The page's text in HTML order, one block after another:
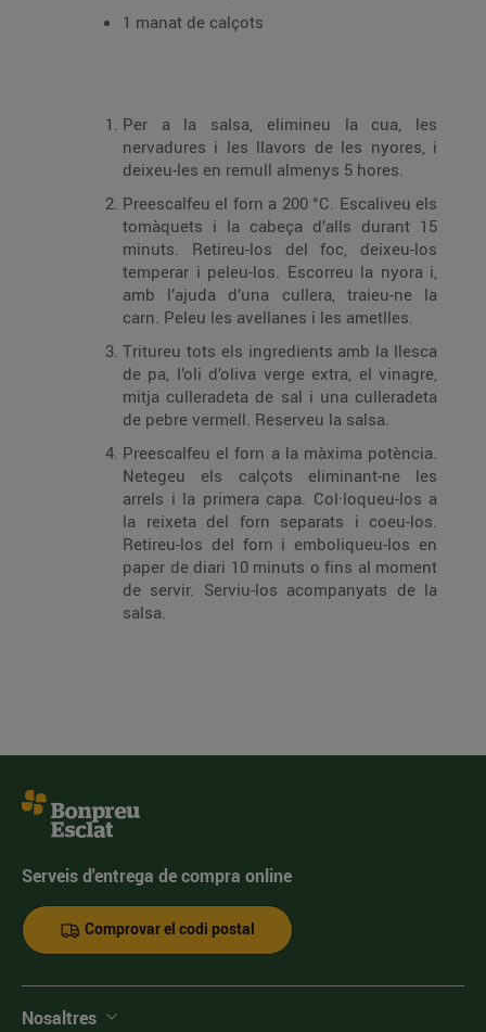
1 manat de calçots
Per a la salsa, elimineu la cua, les
nervadures i les llavors de les nyores, i
deixeu-les en remull almenys 5 hores.
Preescalfeu el forn a 200 °C. Escaliveu els
tomàquets i la cabeça d’alls durant 15
minuts. Retireu-los del foc, deixeu-los
temperar i peleu-los. Escorreu la nyora i,
amb l’ajuda d’una cullera, traieu-ne la
carn. Peleu les avellanes i les ametlles.
Tritureu tots els ingredients amb la llesca
de pa, l’oli d’oliva verge extra, el vinagre,
mitja culleradeta de sal i una culleradeta
de pebre vermell. Reserveu la salsa.
Preescalfeu el forn a la màxima potència.
Netegeu els calçots eliminant-ne les
arrels i la primera capa. Col·loqueu-los a
la reixeta del forn separats i coeu-los.
Retireu-los del forn i emboliqueu-los en
paper de diari 10 minuts o fins al moment
de servir. Serviu-los acompanyats de la
salsa.
Serveis d'entrega de compra online
Comprovar el codi postal
Nosaltres